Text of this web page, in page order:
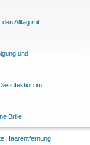
Alltag mit
und
im
Brille
Haarentfernung